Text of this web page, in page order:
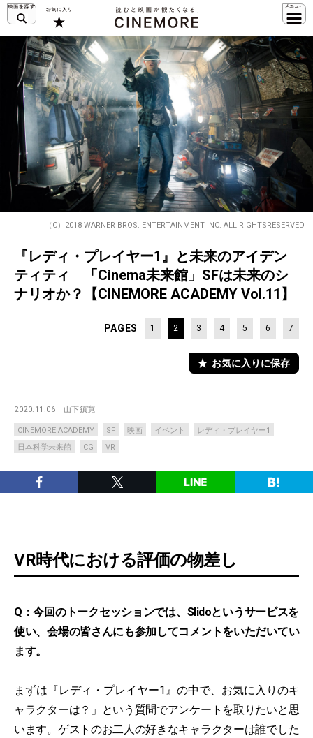
（C）2018 WARNER BROS. ENTERTAINMENT INC. ALL RIGHTSRESERVED
『レディ・プレイヤー1』と未来のアイデン
ティティ 「Cinema未来館」SFは未来のシ
ナリオか？【CINEMORE ACADEMY Vol.11】
PAGES 1 2 3 4 5 6 7
お気に入りに保存
2020.11.06 山下鎮寛
CINEMORE ACADEMY SF 映画 イベント
レディ・プレイヤー1
日本科学未来館
CG VR
VR時代における評価の物差し
Q：今回のトークセッションでは、Slidoというサービスを
使い、会場の皆さんにも参加してコメントをいただいてい
ます。
まずは『レディ・プレイヤー1 』の中で、お気に入りのキ
ャラクターは？」という質問でアンケートを取りたいと思
います。ゲストのお二人の好きなキャラクターは誰でした